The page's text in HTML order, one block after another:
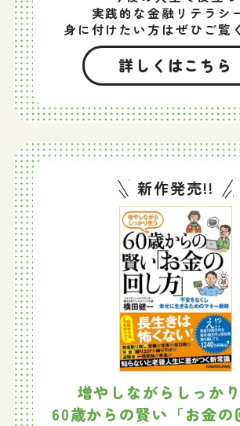
実践的な金融リテラシ
身に付けたい方はぜひご覧
詳しくはこちら
新作発売!!
増やしながらしっか
60歳からの賢い「お金の